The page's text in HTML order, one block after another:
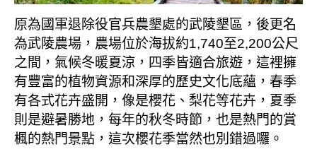
原為國軍退除役官兵農墾處的武陵墾區，後更名
為武陵農場，農場位於海拔約1,740至2,200公尺
之間，氣候冬暖夏涼，四季皆適合旅遊，這裡擁
有豐富的植物資源和深厚的歷史文化底蘊，春季
有各式花卉盛開，像是櫻花、梨花等花卉，夏季
則是避暑勝地，每年的秋冬時節，也是熱門的賞
楓的熱門景點，這次櫻花季當然也別錯過囉。